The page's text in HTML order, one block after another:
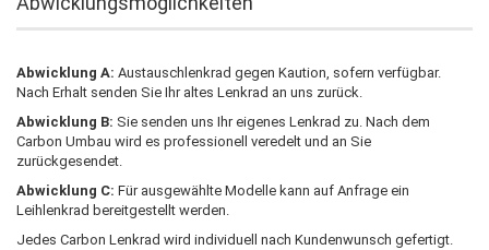
Abwicklung A: Austauschlenkrad gegen Kaution, sofern verfügbar.
Nach Erhalt senden Sie Ihr altes Lenkrad an uns zurück.
Abwicklung B: Sie senden uns Ihr eigenes Lenkrad zu. Nach dem
Carbon Umbau wird es professionell veredelt und an Sie
zurückgesendet.
Abwicklung C: Für ausgewählte Modelle kann auf Anfrage ein
Leihlenkrad bereitgestellt werden.
Jedes Carbon Lenkrad wird individuell nach Kundenwunsch gefertigt.